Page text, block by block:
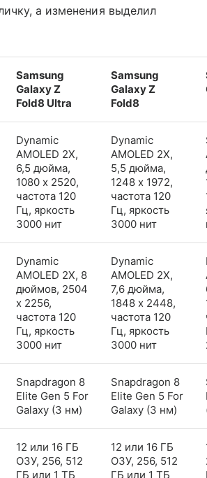
а изменения выделил
Samsung
Galaxy Z
Fold8 Ultra
Samsung
Galaxy Z
Fold8
Dynamic
AMOLED 2X,
6,5 дюйма,
1080 x 2520,
частота 120
Гц, яркость
3000 нит
Dynamic
AMOLED 2X,
5,5 дюйма,
1248 x 1972,
частота 120
Гц, яркость
3000 нит
Dynamic
AMOLED 2X, 8
дюймов, 2504
x 2256,
частота 120
Гц, яркость
3000 нит
Dynamic
AMOLED 2X,
7,6 дюйма,
1848 x 2448,
частота 120
Гц, яркость
3000 нит
Snapdragon 8
Elite Gen 5 For
Galaxy (3 нм)
Snapdragon 8
Elite Gen 5 For
Galaxy (3 нм)
12 или 16 ГБ
ОЗУ, 256, 512
ГБ или 1 ТБ
12 или 16 ГБ
ОЗУ, 256, 512
ГБ или 1 ТБ